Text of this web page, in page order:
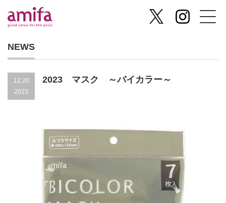
NEWS
12.20
2023
2023 マスク ～バイカラー～